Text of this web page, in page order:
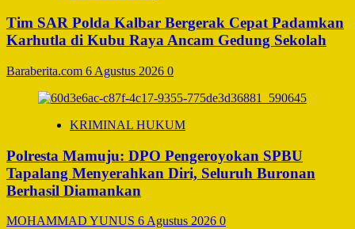
Tim SAR Polda Kalbar Bergerak Cepat Padamkan
Karhutla di Kubu Raya Ancam Gedung Sekolah
Baraberita.com 6 Agustus 2026 0
KRIMINAL HUKUM
Polresta Mamuju: DPO Pengeroyokan SPBU
Tapalang Menyerahkan Diri, Seluruh Buronan
Berhasil Diamankan
MOHAMMAD YUNUS 6 Agustus 2026 0